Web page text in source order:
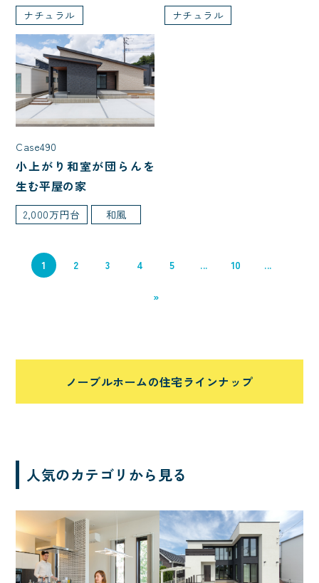
ナチュラル ナチュラル
Case490
小上がり和室が団らんを
生む平屋の家
2,000万円台 和風
1 2 3 4 5 ... 10 ...
»
ノーブルホームの住宅ラインナップ
人気のカテゴリから見る
屋根型
入母屋 切妻
寄棟
片流れ
こだわり・性能
ただいま動線
家事がしやすい
ニッチ
ノーブルタイル
バイク
2階リビング
車
エアシス
勾配天井
造作物
オリジナルフロア
北欧
間接照明
収納たっぷり
サーフィン
吹き抜けのある家